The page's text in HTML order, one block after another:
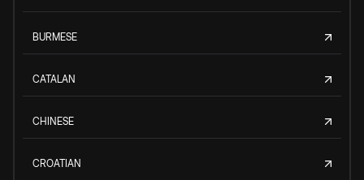
BURMESE
CATALAN
CHINESE
CROATIAN